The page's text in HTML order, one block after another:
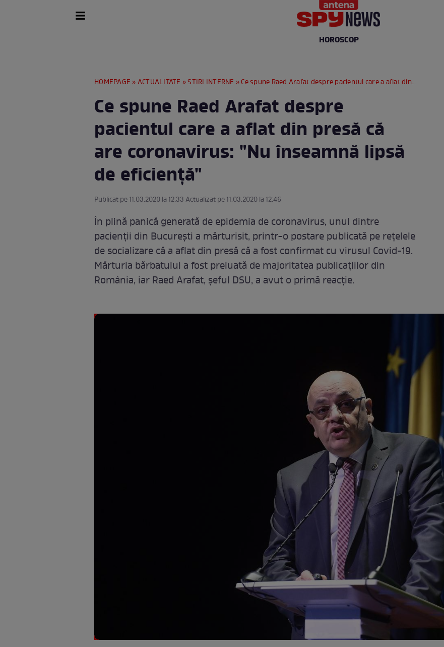
HOROSCOP
HOMEPAGE »ACTUALITATE »STIRI INTERNE » Ce spune Raed Arafat despre pacientul care a aflat din presă că are coronavirus: "Nu înseamnă lipsă de eficienţă"
Ce spune Raed Arafat despre
pacientul care a aflat din presă că
are coronavirus: "Nu înseamnă lipsă
de eficienţă"
Publicat pe 11.03.2020 la 12:33 Actualizat pe 11.03.2020 la 12:46
În plină panică generată de epidemia de coronavirus, unul dintre
pacienții din București a mărturisit, printr-o postare publicată pe rețelele
de socializare că a aflat din presă că a fost confirmat cu virusul Covid-19.
Mărturia bărbatului a fost preluată de majoritatea publicațiilor din
România, iar Raed Arafat, șeful DSU, a avut o primă reacție.